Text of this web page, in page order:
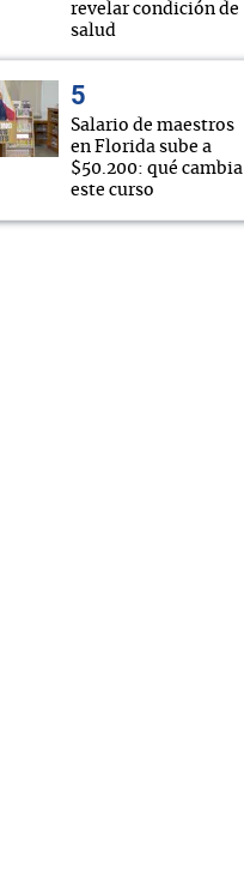
revelar condición de
salud
Salario de maestros
en Florida sube a
$50.200: qué cambia
este curso